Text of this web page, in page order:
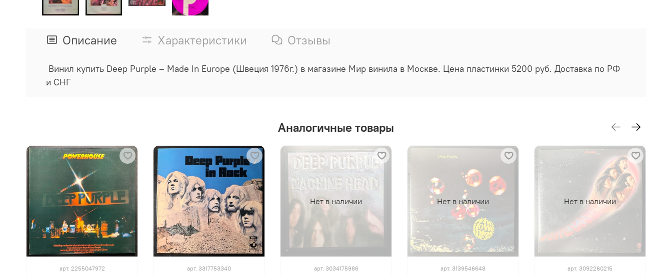
Описание Характеристики Отзывы
Винил купить Deep Purple ‎– Made In Europe (Швеция 1976г.) в магазине Мир винила в Москве. Цена пластинки 5200 руб. Доставка по РФ
и СНГ
Аналогичные товары
арт. 2255047972 арт. 3317753340
Нет в наличии
арт. 3034175986
Нет в наличии
арт. 3139546648
Нет в наличии
арт. 3092260215